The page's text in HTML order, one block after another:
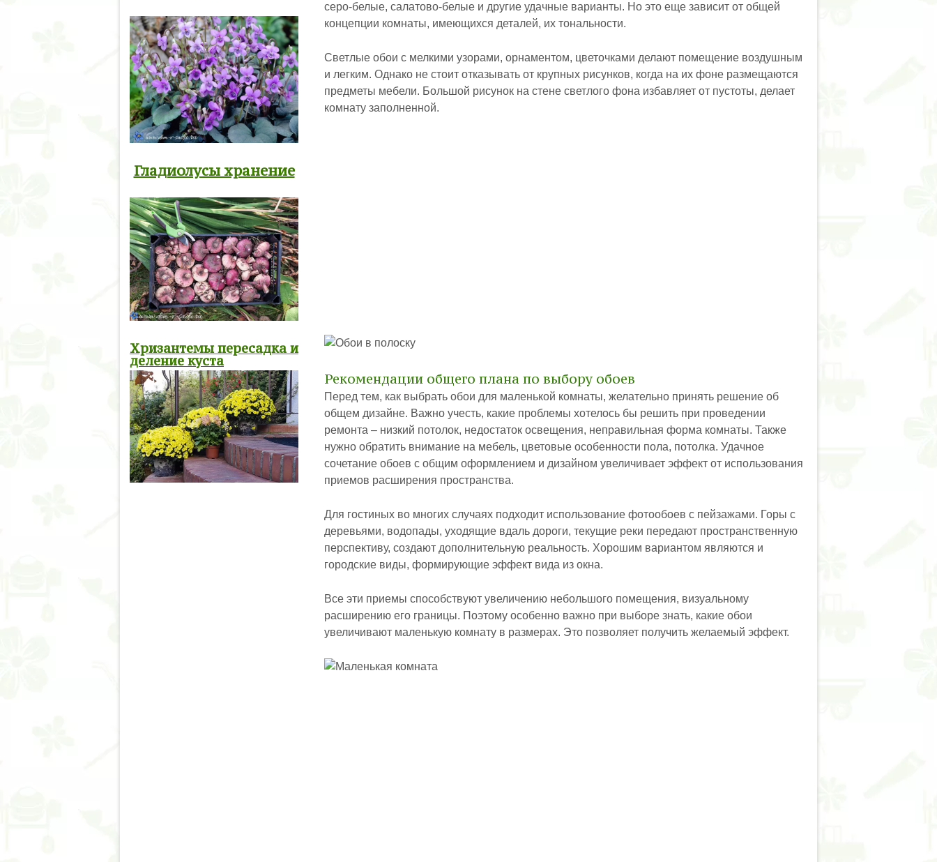
серо-белые, салатово-белые и другие удачные варианты. Но это еще зависит от общей
концепции комнаты, имеющихся деталей, их тональности.
Светлые обои с мелкими узорами, орнаментом, цветочками делают помещение воздушным
и легким. Однако не стоит отказывать от крупных рисунков, когда на их фоне размещаются
предметы мебели. Большой рисунок на стене светлого фона избавляет от пустоты, делает
комнату заполненной.
Рекомендации общего плана по выбору обоев
Перед тем, как выбрать обои для маленькой комнаты, желательно принять решение об
общем дизайне. Важно учесть, какие проблемы хотелось бы решить при проведении
ремонта – низкий потолок, недостаток освещения, неправильная форма комнаты. Также
нужно обратить внимание на мебель, цветовые особенности пола, потолка. Удачное
сочетание обоев с общим оформлением и дизайном увеличивает эффект от использования
приемов расширения пространства.
Для гостиных во многих случаях подходит использование фотообоев с пейзажами. Горы с
деревьями, водопады, уходящие вдаль дороги, текущие реки передают пространственную
перспективу, создают дополнительную реальность. Хорошим вариантом являются и
городские виды, формирующие эффект вида из окна.
Все эти приемы способствуют увеличению небольшого помещения, визуальному
расширению его границы. Поэтому особенно важно при выборе знать, какие обои
увеличивают маленькую комнату в размерах. Это позволяет получить желаемый эффект.
Гладиолусы хранение
Хризантемы пересадка и
деление куста